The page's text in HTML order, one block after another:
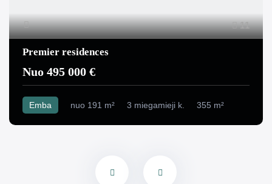
11
Premier residences
Nuo 495 000 €
Emba nuo 191 m² 3 miegamieji k. 355 m²